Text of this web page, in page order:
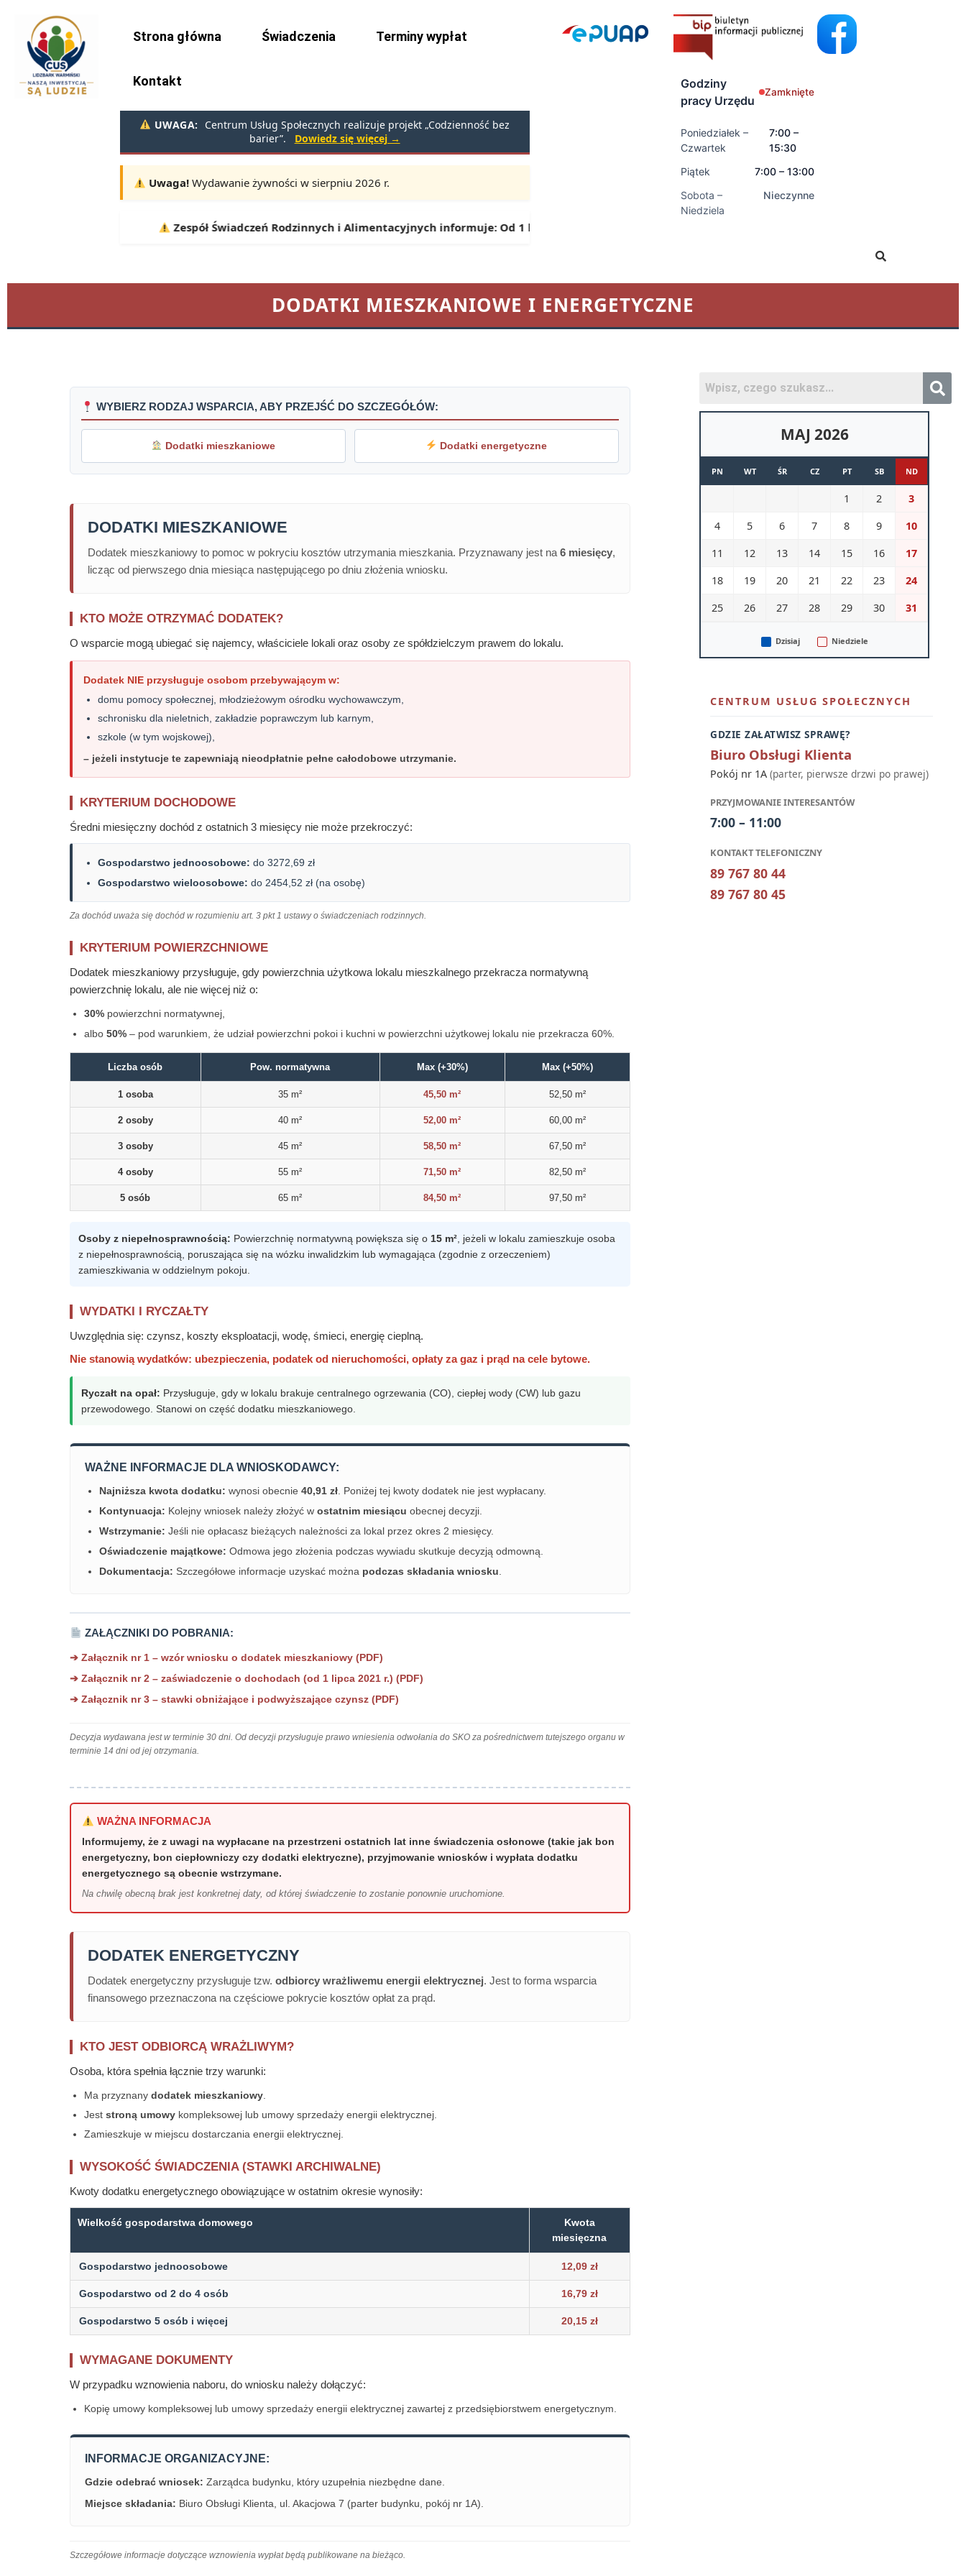
Strona główna Świadczenia Terminy wypłat
Kontakt
UWAGA:
Centrum Usług Społecznych realizuje projekt „Codzienność bez
barier”.
Dowiedz się więcej →
Uwaga!Wydawanie żywności w sierpniu 2026 r.
10.08, 11.08, 12.08 |
Zespół Świadczeń Rodzinnych i Alimentacyjnych informuje:Od 1 lipca można składać wnioski o świadczenia rodzinne oraz świadczenia z funduszu
Godziny
pracy Urzędu
Zamknięte
Poniedziałek –
Czwartek
7:00 –
15:30
Piątek
7:00 – 13:00
Sobota –
Niedziela
Nieczynne
DODATKI MIESZKANIOWE I ENERGETYCZNE
WYBIERZ RODZAJ WSPARCIA, ABY PRZEJŚĆ DO SZCZEGÓŁÓW:
Dodatki mieszkaniowe Dodatki energetyczne
DODATKI MIESZKANIOWE
Dodatek mieszkaniowy to pomoc w pokryciu kosztów utrzymania mieszkania. Przyznawany jest na 6 miesięcy,
licząc od pierwszego dnia miesiąca następującego po dniu złożenia wniosku.
KTO MOŻE OTRZYMAĆ DODATEK?
O wsparcie mogą ubiegać się najemcy, właściciele lokali oraz osoby ze spółdzielczym prawem do lokalu.
Dodatek NIE przysługuje osobom przebywającym w:
domu pomocy społecznej, młodzieżowym ośrodku wychowawczym,
schronisku dla nieletnich, zakładzie poprawczym lub karnym,
szkole (w tym wojskowej),
– jeżeli instytucje te zapewniają nieodpłatnie pełne całodobowe utrzymanie.
KRYTERIUM DOCHODOWE
Średni miesięczny dochód z ostatnich 3 miesięcy nie może przekroczyć:
Gospodarstwo jednoosobowe: do 3272,69 zł
Gospodarstwo wieloosobowe: do 2454,52 zł (na osobę)
Za dochód uważa się dochód w rozumieniu art. 3 pkt 1 ustawy o świadczeniach rodzinnych.
KRYTERIUM POWIERZCHNIOWE
Dodatek mieszkaniowy przysługuje, gdy powierzchnia użytkowa lokalu mieszkalnego przekracza normatywną
powierzchnię lokalu, ale nie więcej niż o:
30%powierzchni normatywnej,
albo 50%– pod warunkiem, że udział powierzchni pokoi i kuchni w powierzchni użytkowej lokalu nie przekracza 60%.
Liczba osób Pow. normatywna Max (+30%) Max (+50%)
1 osoba 35 m² 45,50 m² 52,50 m²
2 osoby 40 m² 52,00 m² 60,00 m²
3 osoby 45 m² 58,50 m² 67,50 m²
4 osoby 55 m² 71,50 m² 82,50 m²
5 osób 65 m² 84,50 m² 97,50 m²
Osoby z niepełnosprawnością: Powierzchnię normatywną powiększa się o 15 m², jeżeli w lokalu zamieszkuje osoba
z niepełnosprawnością, poruszająca się na wózku inwalidzkim lub wymagająca (zgodnie z orzeczeniem)
zamieszkiwania w oddzielnym pokoju.
WYDATKI I RYCZAŁTY
Uwzględnia się: czynsz, koszty eksploatacji, wodę, śmieci, energię cieplną.
Nie stanowią wydatków: ubezpieczenia, podatek od nieruchomości, opłaty za gaz i prąd na cele bytowe.
Ryczałt na opał: Przysługuje, gdy w lokalu brakuje centralnego ogrzewania (CO), ciepłej wody (CW) lub gazu
przewodowego. Stanowi on część dodatku mieszkaniowego.
WAŻNE INFORMACJE DLA WNIOSKODAWCY:
Najniższa kwota dodatku: wynosi obecnie 40,91 zł. Poniżej tej kwoty dodatek nie jest wypłacany.
Kontynuacja: Kolejny wniosek należy złożyć w ostatnim miesiącu obecnej decyzji.
Wstrzymanie: Jeśli nie opłacasz bieżących należności za lokal przez okres 2 miesięcy.
Oświadczenie majątkowe: Odmowa jego złożenia podczas wywiadu skutkuje decyzją odmowną.
Dokumentacja: Szczegółowe informacje uzyskać można podczas składania wniosku
ZAŁĄCZNIKI DO POBRANIA:
➔ Załącznik nr 1 – wzór wniosku o dodatek mieszkaniowy (PDF)
➔ Załącznik nr 2 – zaświadczenie o dochodach (od 1 lipca 2021 r.) (PDF)
➔ Załącznik nr 3 – stawki obniżające i podwyższające czynsz (PDF)
Decyzja wydawana jest w terminie 30 dni. Od decyzji przysługuje prawo wniesienia odwołania do SKO za pośrednictwem tutejszego organu w
terminie 14 dni od jej otrzymania.
WAŻNA INFORMACJA
Informujemy, że z uwagi na wypłacane na przestrzeni ostatnich lat inne świadczenia osłonowe (takie jak bon
energetyczny, bon ciepłowniczy czy dodatki elektryczne), przyjmowanie wniosków i wypłata dodatku
energetycznego są obecnie wstrzymane.
Na chwilę obecną brak jest konkretnej daty, od której świadczenie to zostanie ponownie uruchomione.
DODATEK ENERGETYCZNY
Dodatek energetyczny przysługuje tzw. odbiorcy wrażliwemu energii elektrycznej. Jest to forma wsparcia
finansowego przeznaczona na częściowe pokrycie kosztów opłat za prąd.
KTO JEST ODBIORCĄ WRAŻLIWYM?
Osoba, która spełnia łącznie trzy warunki:
Ma przyznany dodatek mieszkaniowy.
Jest stroną umowykompleksowej lub umowy sprzedaży energii elektrycznej.
Zamieszkuje w miejscu dostarczania energii elektrycznej.
WYSOKOŚĆ ŚWIADCZENIA (STAWKI ARCHIWALNE)
Kwoty dodatku energetycznego obowiązujące w ostatnim okresie wynosiły:
Wielkość gospodarstwa domowego
Kwota
miesięczna
Gospodarstwo jednoosobowe 12,09 zł
Gospodarstwo od 2 do 4 osób 16,79 zł
Gospodarstwo 5 osób i więcej 20,15 zł
WYMAGANE DOKUMENTY
W przypadku wznowienia naboru, do wniosku należy dołączyć:
Kopię umowy kompleksowej lub umowy sprzedaży energii elektrycznej zawartej z przedsiębiorstwem energetycznym.
INFORMACJE ORGANIZACYJNE:
Gdzie odebrać wniosek: Zarządca budynku, który uzupełnia niezbędne dane.
Miejsce składania: Biuro Obsługi Klienta, ul. Akacjowa 7 (parter budynku, pokój nr 1A).
Szczegółowe informacje dotyczące wznowienia wypłat będą publikowane na bieżąco.
MAJ 2026
PN WT ŚR CZ PT SB ND
1 2
3
4
5 6 7 8 9
10
11
12 13 14 15 16
17
18
19 20 21 22 23
24
25
26 27 28 29 30 31
Dzisiaj Niedziele
CENTRUM USŁUG SPOŁECZNYCH
GDZIE ZAŁATWISZ SPRAWĘ?
Biuro Obsługi Klienta
Pokój nr 1A(parter, pierwsze drzwi po prawej)
PRZYJMOWANIE INTERESANTÓW
7:00 – 11:00
KONTAKT TELEFONICZNY
89 767 80 44
89 767 80 45